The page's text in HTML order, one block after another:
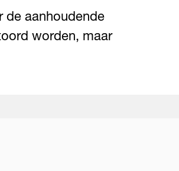
de aanhoudende
worden, maar